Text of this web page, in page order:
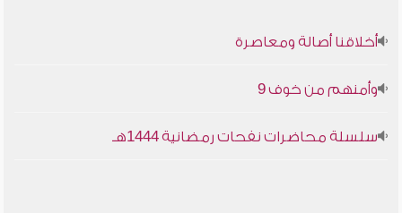
أخلاقنا أصالة ومعاصرة
وأمنهم من خوف 9
سلسلة محاضرات نفحات رمضانية 1444هـ